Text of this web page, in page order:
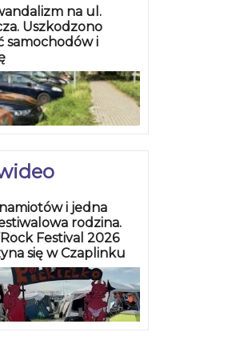
na ul.
Uszkodzono
samochodów i
i jedna
rodzina.
Festival 2026
się w Czaplinku